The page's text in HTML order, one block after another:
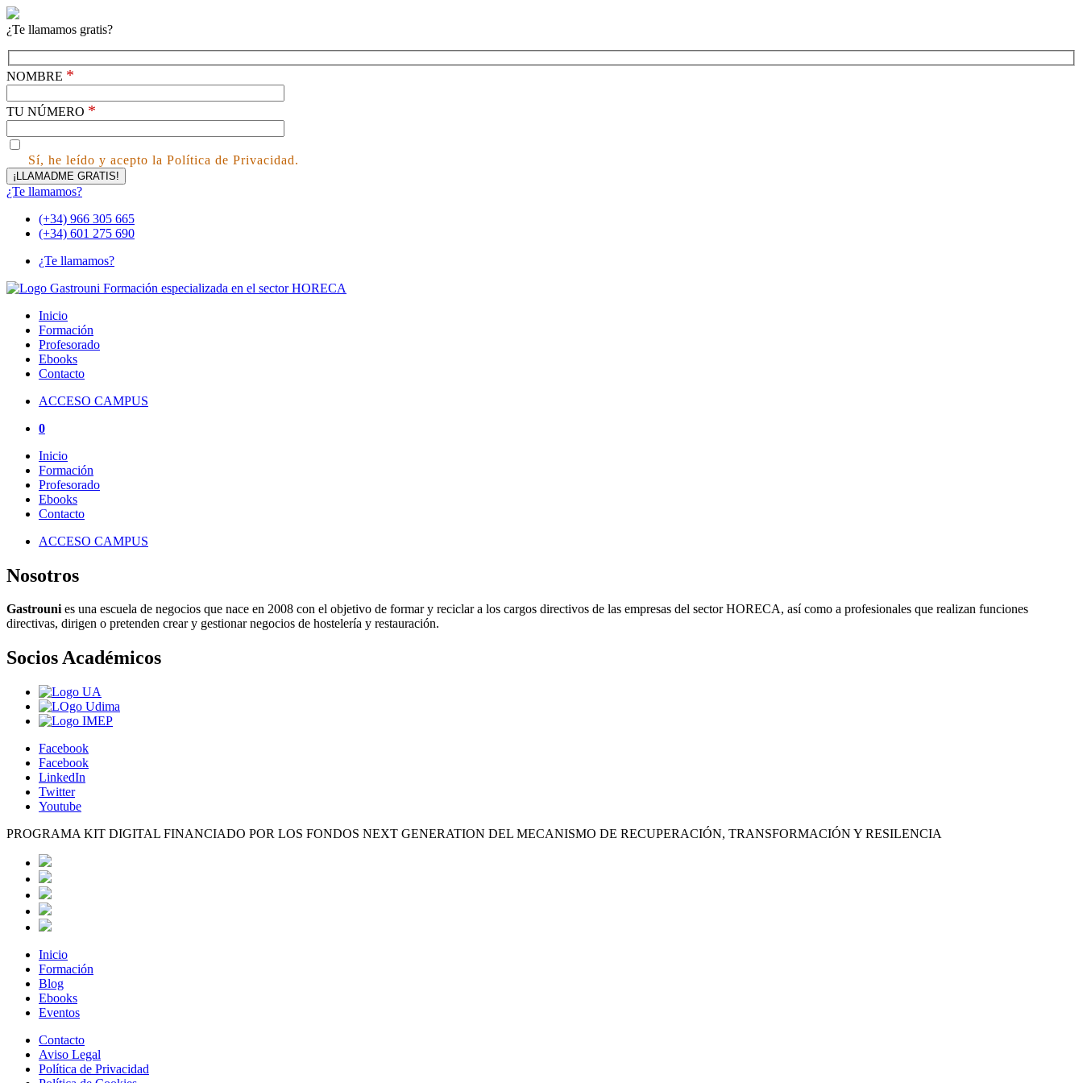
¿Te llamamos gratis?
NOMBRE *
TU NÚMERO *
Sí, he leído y acepto la Política de Privacidad.
¿Te llamamos?
(+34) 966 305 665
(+34) 601 275 690
¿Te llamamos?
Inicio
Formación
Profesorado
Ebooks
Contacto
ACCESO CAMPUS
0
Inicio
Formación
Profesorado
Ebooks
Contacto
ACCESO CAMPUS
Nosotros
Gastrounies una escuela de negocios que nace en 2008 con el objetivo de formar y reciclar a los cargos directivos de las empresas del sector HORECA, así como a profesionales que realizan funciones
directivas, dirigen o pretenden crear y gestionar negocios de hostelería y restauración.
Socios Académicos
Facebook
Facebook
LinkedIn
Twitter
Youtube
PROGRAMA KIT DIGITAL FINANCIADO POR LOS FONDOS NEXT GENERATION DEL MECANISMO DE RECUPERACIÓN, TRANSFORMACIÓN Y RESILENCIA
Inicio
Formación
Blog
Ebooks
Eventos
Contacto
Aviso Legal
Política de Privacidad